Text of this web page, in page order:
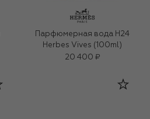
Парфюмерная вода H24
Herbes Vives (100ml)
20 400 ₽